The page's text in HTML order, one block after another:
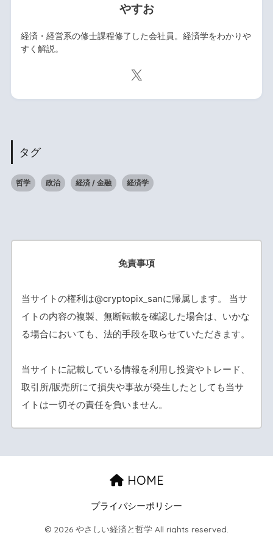
やすお
経済・経営系の修士課程修了した会社員。経済学をわかりや
すく解説。
タグ
哲学 政治 経済 / 金融 経済学
免責事項
当サイトの権利は@cryptopix_sanに帰属します。 当サ
イトの内容の複製、無断転載を確認した場合は、いかな
る場合においても、法的手段を取らせていただきます。
当サイトに記載している情報を利用し投資やトレード、
取引所/販売所にて損失や事故が発生したとしても当サ
イトは一切その責任を負いません。
HOME
プライバシーポリシー
© 2026 やさしい経済と哲学 All rights reserved.